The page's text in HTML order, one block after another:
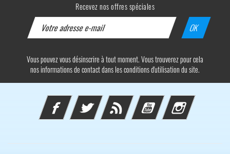
Recevez nos offres spéciales
Vous pouvez vous désinscrire à tout moment. Vous trouverez pour cela
nos informations de contact dans les conditions d'utilisation du site.
FacebookTwitter Rss YouTube Instagram